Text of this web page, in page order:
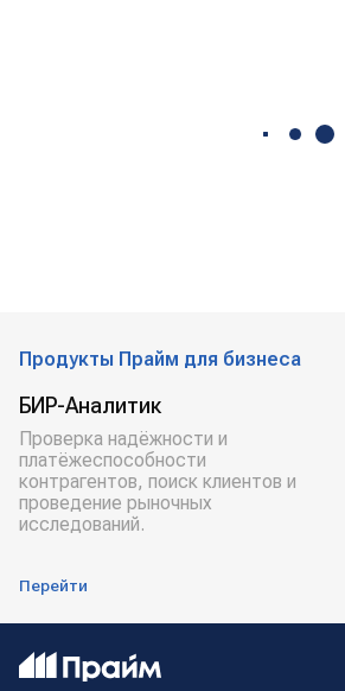
Продукты Прайм для бизнеса
БИР-Аналитик
Проверка надёжности и
платёжеспособности
контрагентов, поиск клиентов и
проведение рыночных
исследований.
Перейти